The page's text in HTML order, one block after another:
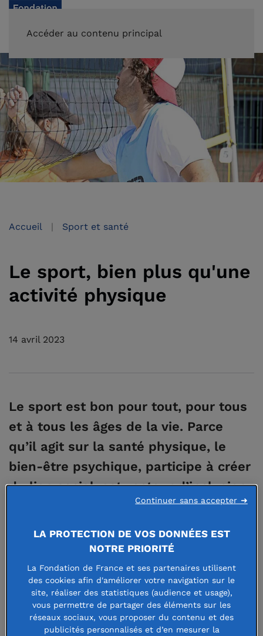
Accéder au contenu principal
Accueil Sport et santé
Le sport, bien plus qu'une
activité physique
14 avril 2023
Le sport est bon pour tout, pour tous
et à tous les âges de la vie. Parce
qu’il agit sur la santé physique, le
bien-être psychique, participe à créer
du lien social, est vecteur d’inclusion
et d’engagement au sein d’un
collectif, le sport est bien plus qu’une
activité physique.
Convaincue que le sport est un atout, la Fondation de
France a choisi de le placer au cœur de plusieurs de ses
programmes et d’en faire un outil transverse. La pratique
sportive est ainsi présente dans les actions dédiées à la
LA PROTECTION DE VOS DONNÉES EST
NOTRE PRIORITÉ
La Fondation de France et ses partenaires utilisent
des cookies afin d'améliorer votre navigation sur le
site, réaliser des statistiques (audience et usage),
vous permettre de partager des éléments sur les
réseaux sociaux, vous proposer du contenu et des
publicités personnalisés et d’en mesurer la
Continuer sans accepter ➜